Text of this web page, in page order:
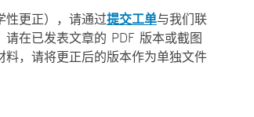
性更正），请通过提交工单与我们联
在已发表文章的 PDF 版本或截图
，请将更正后的版本作为单独文件